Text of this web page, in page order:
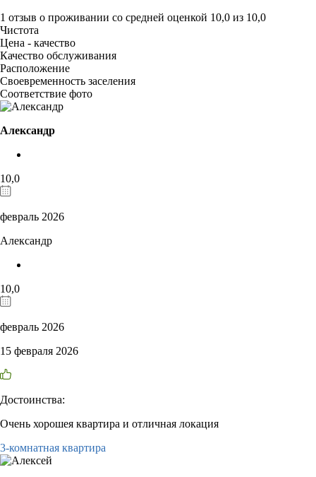
1 отзыв о проживании со средней оценкой 10,0 из 10,0
Чистота
Цена - качество
Качество обслуживания
Расположение
Своевременность заселения
Соответствие фото
Александр
10,0
февраль 2026
Александр
10,0
февраль 2026
15 февраля 2026
Достоинства:
Очень хорошея квартира и отличная локация
3-комнатная квартира